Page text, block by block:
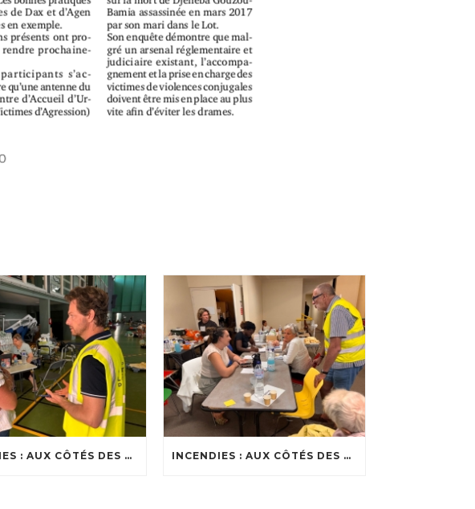
INCENDIES : AUX CÔTÉS DES SOIGNANTS INCENDIES : AUX CÔTÉS DES ÉVACUÉS DANS LES CENTRES D’ACCUEIL DU BASSIN